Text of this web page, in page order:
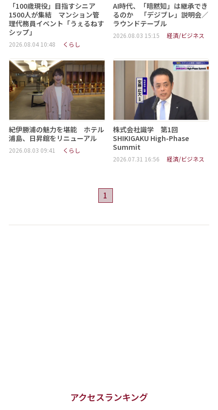
「100歳現役」目指すシニア
1500人が集結 マンション管
理代務員イベント「うぇるねす
シップ」
2026.08.04 10:48 くらし
AI時代、「暗黙知」は継承でき
るのか 「デジブレ」説明会／
ラウンドテーブル
2026.08.03 15:15 経済/ビジネス
紀伊勝浦の魅力を堪能 ホテル
浦島、日昇館をリニューアル
2026.08.03 09:41 くらし
株式会社識学 第1回
SHIKIGAKU High-Phase
Summit
2026.07.31 16:56 経済/ビジネス
1
アクセスランキング